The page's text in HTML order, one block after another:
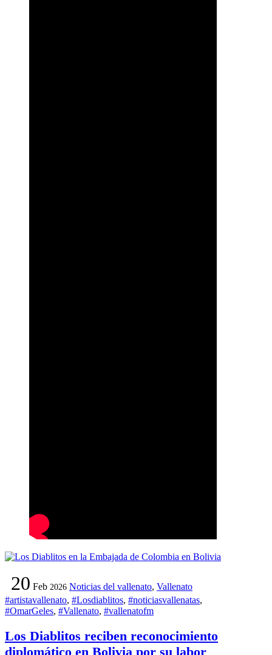
20 Feb 2026 Noticias del vallenato, Vallenato
#artistavallenato, #Losdiablitos, #noticiasvallenatas,
#OmarGeles, #Vallenato, #vallenatofm
Los Diablitos reciben reconocimiento
diplomático en Bolivia por su labor